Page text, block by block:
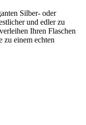
Silber- oder
und edler zu
Ihren Flaschen
zu einem echten